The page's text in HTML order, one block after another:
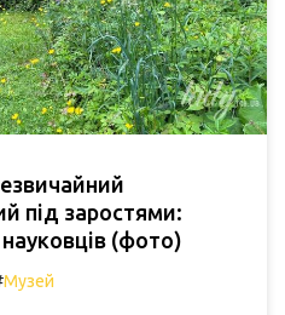
під заростями:
(фото)
Музей